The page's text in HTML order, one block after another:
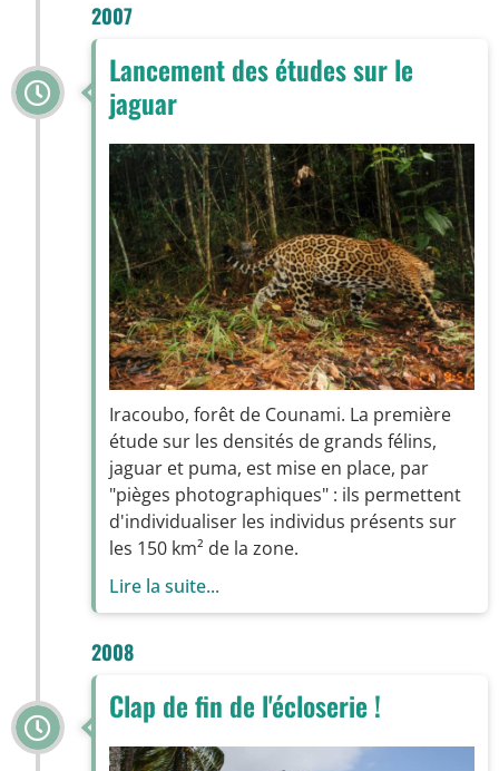
2007
Lancement des études sur le
jaguar
Iracoubo, forêt de Counami. La première
étude sur les densités de grands félins,
jaguar et puma, est mise en place, par
"pièges photographiques" : ils permettent
d'individualiser les individus présents sur
les 150 km² de la zone.
Lire la suite...
2008
Clap de fin de l'écloserie !